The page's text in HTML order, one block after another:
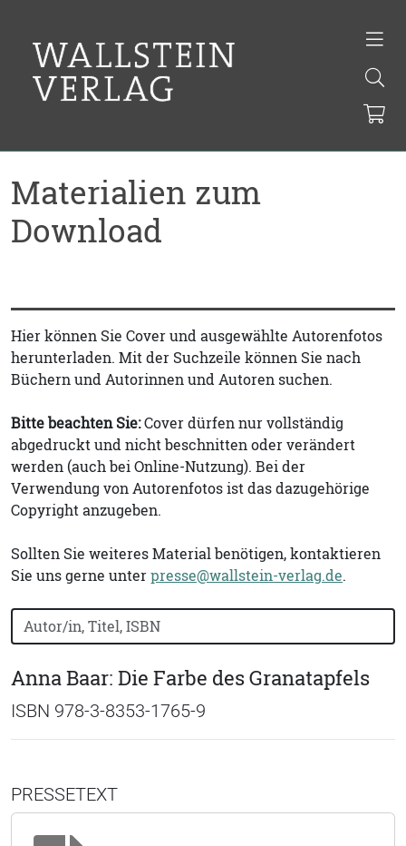
Materialien zum
Download
Hier können Sie Cover und ausgewählte Autorenfotos
herunterladen. Mit der Suchzeile können Sie nach
Büchern und Autorinnen und Autoren suchen.
Bitte beachten Sie:Cover dürfen nur vollständig
abgedruckt und nicht beschnitten oder verändert
werden (auch bei Online-Nutzung). Bei der
Verwendung von Autorenfotos ist das dazugehörige
Copyright anzugeben.
Sollten Sie weiteres Material benötigen, kontaktieren
Sie uns gerne unterpresse@wallstein-verlag.de.
Bücher nach Buchtitel, Autorennamen oder ISBN
Anna Baar: Die Farbe des Granatapfels
ISBN 978-3-8353-1765-9
PRESSETEXT